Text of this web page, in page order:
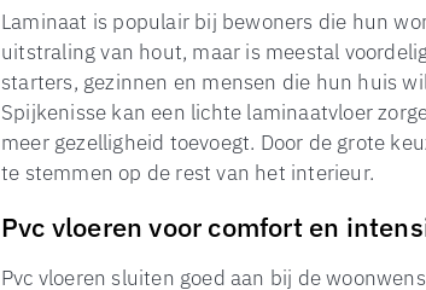
Laminaat is populair bij bewoners die hun
uitstraling van hout, maar is meestal
starters, gezinnen en mensen die hun huis
Spijkenisse kan een lichte laminaatvloer
meer gezelligheid toevoegt. Door de grote
te stemmen op de rest van het interieur.
Pvc vloeren voor comfort en
Pvc vloeren sluiten goed aan bij de